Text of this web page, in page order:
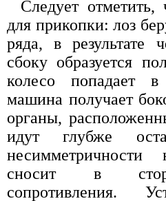
Следует
для прикопки: лоз
ряда, в результате
сбоку образуется
колесо попадает
машина получает
органы,
идут глубже
несимметричности
сносит в
сопротивления.